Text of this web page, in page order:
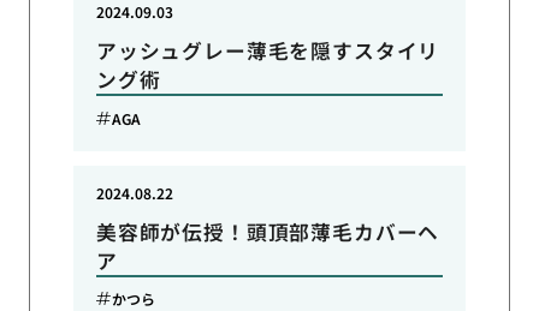
アッシュグレー薄毛を隠すスタイリ
ング術
2024.09.03
AGA
美容師が伝授！頭頂部薄毛カバーヘ
ア
2024.08.22
かつら